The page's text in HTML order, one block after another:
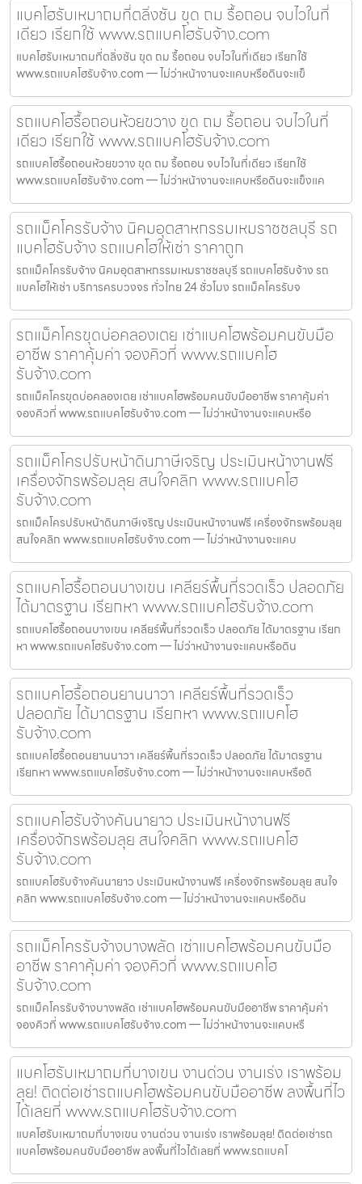
แบคโฮรับเหมาถมที่ตลิ่งชัน ขุด ถม รื้อถอน จบไวในที่
เดียว เรียกใช้ www.รถแบคโฮรับจ้าง.com
แบคโฮรับเหมาถมที่ตลิ่งชัน ขุด ถม รื้อถอน จบไวในที่เดียว เรียกใช้
www.รถแบคโฮรับจ้าง.com — ไม่ว่าหน้างานจะแคบหรือดินจะแข็
รถแบคโฮรื้อถอนห้วยขวาง ขุด ถม รื้อถอน จบไวในที่
เดียว เรียกใช้ www.รถแบคโฮรับจ้าง.com
รถแบคโฮรื้อถอนห้วยขวาง ขุด ถม รื้อถอน จบไวในที่เดียว เรียกใช้
www.รถแบคโฮรับจ้าง.com — ไม่ว่าหน้างานจะแคบหรือดินจะแข็งแค
รถแม็คโครรับจ้าง นิคมอุตสาหกรรมเหมราชชลบุรี รถ
แบคโฮรับจ้าง รถแบคโฮให้เช่า ราคาถูก
รถแม็คโครรับจ้าง นิคมอุตสาหกรรมเหมราชชลบุรี รถแบคโฮรับจ้าง รถ
แบคโฮให้เช่า บริการครบวงจร ทั่วไทย 24 ชั่วโมง รถแม็คโครรับจ
รถแม็คโครขุดบ่อคลองเตย เช่าแบคโฮพร้อมคนขับมือ
อาชีพ ราคาคุ้มค่า จองคิวที่ www.รถแบคโฮ
รับจ้าง.com
รถแม็คโครขุดบ่อคลองเตย เช่าแบคโฮพร้อมคนขับมืออาชีพ ราคาคุ้มค่า
จองคิวที่ www.รถแบคโฮรับจ้าง.com — ไม่ว่าหน้างานจะแคบหรือ
รถแม็คโครปรับหน้าดินภาษีเจริญ ประเมินหน้างานฟรี
เครื่องจักรพร้อมลุย สนใจคลิก www.รถแบคโฮ
รับจ้าง.com
รถแม็คโครปรับหน้าดินภาษีเจริญ ประเมินหน้างานฟรี เครื่องจักรพร้อมลุย
สนใจคลิก www.รถแบคโฮรับจ้าง.com — ไม่ว่าหน้างานจะแคบ
รถแบคโฮรื้อถอนบางเขน เคลียร์พื้นที่รวดเร็ว ปลอดภัย
ได้มาตรฐาน เรียกหา www.รถแบคโฮรับจ้าง.com
รถแบคโฮรื้อถอนบางเขน เคลียร์พื้นที่รวดเร็ว ปลอดภัย ได้มาตรฐาน เรียก
หา www.รถแบคโฮรับจ้าง.com — ไม่ว่าหน้างานจะแคบหรือดิน
รถแบคโฮรื้อถอนยานนาวา เคลียร์พื้นที่รวดเร็ว
ปลอดภัย ได้มาตรฐาน เรียกหา www.รถแบคโฮ
รับจ้าง.com
รถแบคโฮรื้อถอนยานนาวา เคลียร์พื้นที่รวดเร็ว ปลอดภัย ได้มาตรฐาน
เรียกหา www.รถแบคโฮรับจ้าง.com — ไม่ว่าหน้างานจะแคบหรือดิ
รถแบคโฮรับจ้างคันนายาว ประเมินหน้างานฟรี
เครื่องจักรพร้อมลุย สนใจคลิก www.รถแบคโฮ
รับจ้าง.com
รถแบคโฮรับจ้างคันนายาว ประเมินหน้างานฟรี เครื่องจักรพร้อมลุย สนใจ
คลิก www.รถแบคโฮรับจ้าง.com — ไม่ว่าหน้างานจะแคบหรือดิน
รถแม็คโครรับจ้างบางพลัด เช่าแบคโฮพร้อมคนขับมือ
อาชีพ ราคาคุ้มค่า จองคิวที่ www.รถแบคโฮ
รับจ้าง.com
รถแม็คโครรับจ้างบางพลัด เช่าแบคโฮพร้อมคนขับมืออาชีพ ราคาคุ้มค่า
จองคิวที่ www.รถแบคโฮรับจ้าง.com — ไม่ว่าหน้างานจะแคบหรื
แบคโฮรับเหมาถมที่บางเขน งานด่วน งานเร่ง เราพร้อม
ลุย! ติดต่อเช่ารถแบคโฮพร้อมคนขับมืออาชีพ ลงพื้นที่ไว
ได้เลยที่ www.รถแบคโฮรับจ้าง.com
แบคโฮรับเหมาถมที่บางเขน งานด่วน งานเร่ง เราพร้อมลุย! ติดต่อเช่ารถ
แบคโฮพร้อมคนขับมืออาชีพ ลงพื้นที่ไวได้เลยที่ www.รถแบคโ